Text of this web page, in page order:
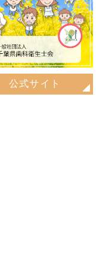
公式サイト